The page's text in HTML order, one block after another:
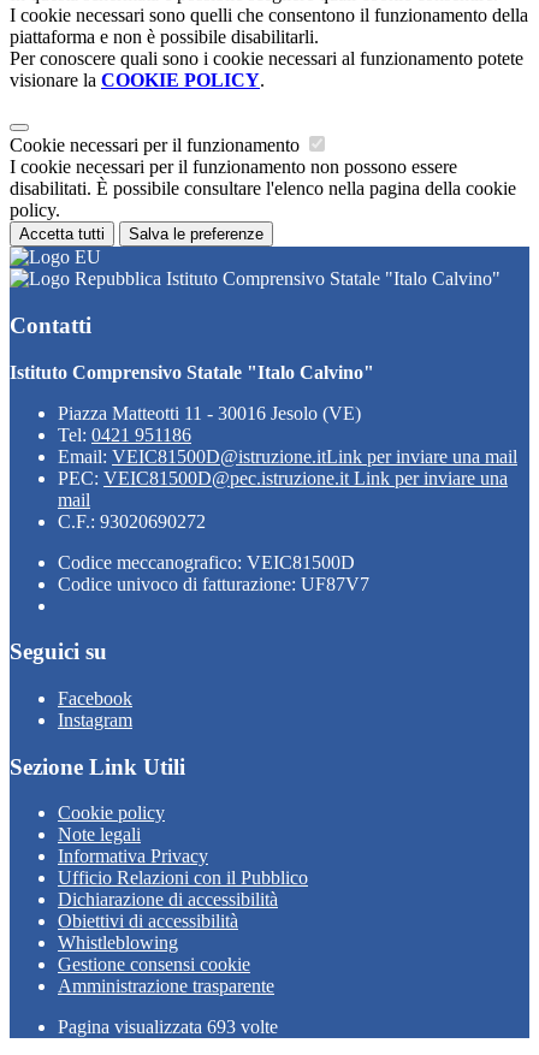
I cookie necessari sono quelli che consentono il funzionamento della
piattaforma e non è possibile disabilitarli.
Per conoscere quali sono i cookie necessari al funzionamento potete
visionare la COOKIE POLICY.
Cookie necessari per il funzionamento
I cookie necessari per il funzionamento non possono essere
disabilitati. È possibile consultare l'elenco nella pagina della cookie
policy.
Accetta tutti Salva le preferenze
Istituto Comprensivo Statale "Italo Calvino"
Contatti
Istituto Comprensivo Statale "Italo Calvino"
Piazza Matteotti 11 - 30016 Jesolo (VE)
Tel: 0421 951186
Email: VEIC81500D@istruzione.itLink per inviare una mail
PEC: VEIC81500D@pec.istruzione.it Link per inviare una
mail
C.F.: 93020690272
Codice meccanografico: VEIC81500D
Codice univoco di fatturazione: UF87V7
Seguici su
Facebook
Instagram
Sezione Link Utili
Cookie policy
Note legali
Informativa Privacy
Ufficio Relazioni con il Pubblico
Dichiarazione di accessibilità
Obiettivi di accessibilità
Whistleblowing
Gestione consensi cookie
Amministrazione trasparente
Pagina visualizzata 693 volte